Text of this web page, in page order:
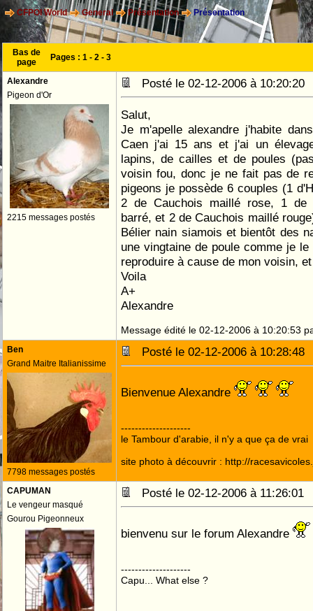
CFPOI World General Présentation Présentation
Bas de
page
Pages : 1 - 2 - 3
Alexandre
Pigeon d'Or
2215 messages postés
Posté le 02-12-2006 à
Salut,
Je m'apelle alexandre j'habite
Caen j'ai 15 ans et j'ai un
lapins, de cailles et de poules
voisin fou, donc je ne fait pas de
pigeons je possède 6 couples (1
2 de Cauchois maillé rose, 1 de
barré, et 2 de Cauchois maillé
Bélier nain siamois et bientôt des
une vingtaine de poule comme je
reproduire à cause de mon voisin,
Voila
A+
Alexandre
Message édité le 02-12-2006 à 10:20:53
Ben
Grand Maitre Italianissime
7798 messages postés
Posté le 02-12-2006 à
Bienvenue Alexandre
--------------------
le Tambour d'arabie, il n'y a que ça de vrai
site photo à découvrir : http://
CAPUMAN
Le vengeur masqué
Gourou Pigeonneux
Posté le 02-12-2006 à
bienvenu sur le forum Alexandre
--------------------
Capu... What else ?